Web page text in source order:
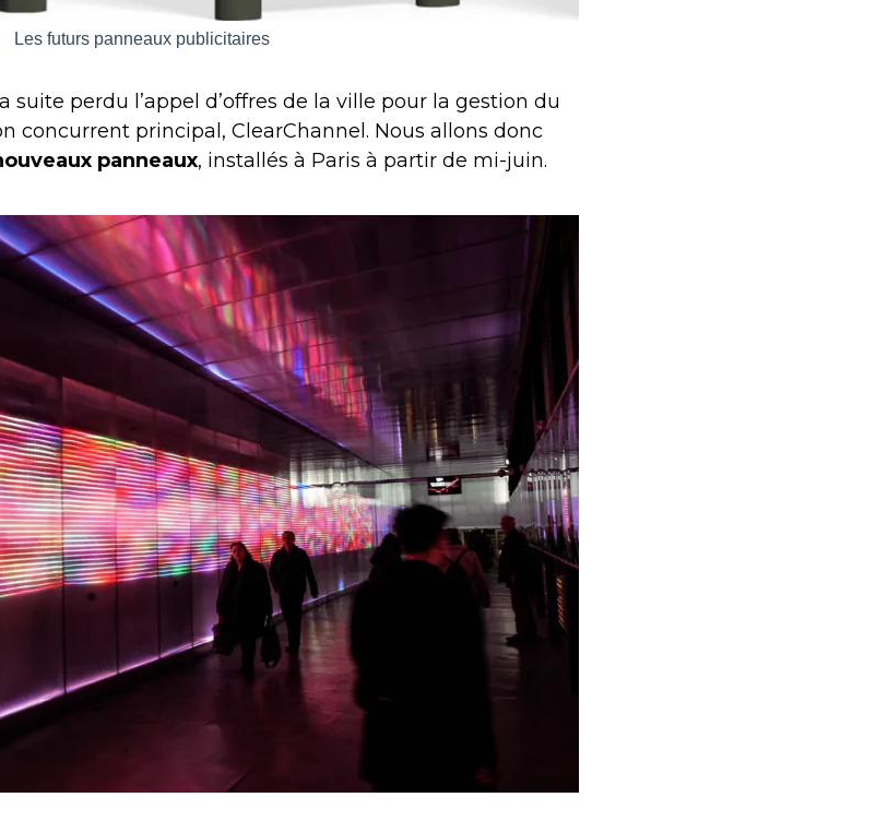
Les futurs panneaux publicitaires
suite perdu l’appel d’offres de la ville pour la gestion du
concurrent principal, ClearChannel. Nous allons donc
panneaux, installés à Paris à partir de mi-juin.